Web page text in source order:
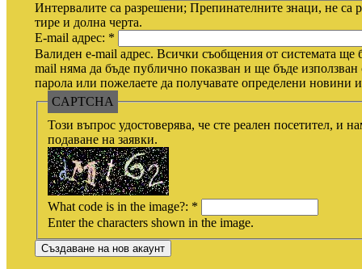
Интервалите са разрешени; Препинателните знаци, не са
тире и долна черта.
E-mail адрес: *
Валиден e-mail адрес. Всички съобщения от системата ще
mail няма да бъде публично показван и ще бъде използван
парола или пожелаете да получавате определени новини
CAPTCHA
Този въпрос удостоверява, че сте реален посетител, и
подаване на заявки.
What code is in the image?: *
Enter the characters shown in the image.